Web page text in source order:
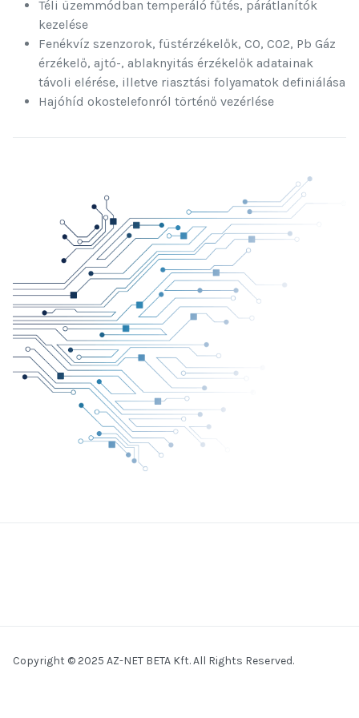
Téli üzemmódban temperáló fűtés, párátlanítók
kezelése
Fenékvíz szenzorok, füstérzékelők, CO, CO2, Pb Gáz
érzékelő, ajtó-, ablaknyitás érzékelők adatainak
távoli elérése, illetve riasztási folyamatok definiálása
Hajóhíd okostelefonról történő vezérlése
Copyright © 2025 AZ-NET BETA Kft. All Rights Reserved.